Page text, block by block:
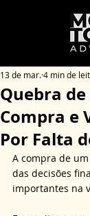
Quebra
Compra e
Por Falta
13 de mar.4 min de
A compra de
das decisões
importantes na